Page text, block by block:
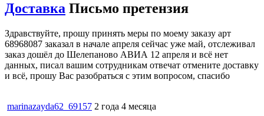
Доставка Письмо претензия
Здравствуйте, прошу принять меры по моему заказу арт
68968087 заказал в начале апреля сейчас уже май, отслеживал
заказ дошёл до Шелепаново АВИА 12 апреля и всё нет
данных, писал вашим сотрудникам отвечат отмените доставку
и всё, прошу Вас разобраться с этим вопросом, спасибо
marinazayda62_69157 2 года 4 месяца